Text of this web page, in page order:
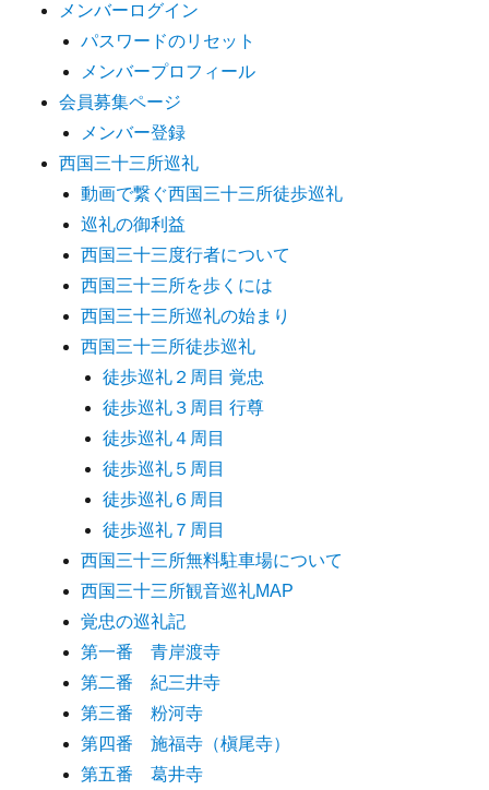
メンバーログイン
パスワードのリセット
メンバープロフィール
会員募集ページ
メンバー登録
西国三十三所巡礼
動画で繋ぐ西国三十三所徒歩巡礼
巡礼の御利益
西国三十三度行者について
西国三十三所を歩くには
西国三十三所巡礼の始まり
西国三十三所徒歩巡礼
徒歩巡礼２周目 覚忠
徒歩巡礼３周目 行尊
徒歩巡礼４周目
徒歩巡礼５周目
徒歩巡礼６周目
徒歩巡礼７周目
西国三十三所無料駐車場について
西国三十三所観音巡礼MAP
覚忠の巡礼記
第一番 青岸渡寺
第二番 紀三井寺
第三番 粉河寺
第四番 施福寺（槇尾寺）
第五番 葛井寺